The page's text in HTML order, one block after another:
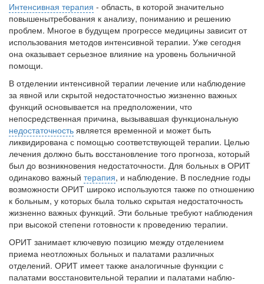
Интенсивная терапия - область, в которой значительно
повышенытребования к анализу, пониманию и решению
проблем. Многое в будущем прогрессе медицины зависит от
использования методов интенсивной терапии. Уже се­годня
она оказывает серьезное влияние на уровень больничной
помощи.
В отделении интенсивной терапии лечение или наблюдение
за явной или скрытой недостаточностью жизненно важных
функций основывается на предположении, что
непосредственная причина, вызывавшая функци­ональную
недостаточность является временной и может быть
ликвидиро­вана с помощью соответствующей терапии. Целью
лечения должно быть восстановление того прогноза, который
был до возникновения недоста­точности. Для больных в ОРИТ
одинаково важный терапия, и наблюде­ние. В последние годы
возможности ОРИТ широко используются также по отношению
к больным, у которых была только скрытая недостаточ­ность
жизненно важных функций. Эти больные требуют наблюдения
при высокой степени готовности к проведению терапии.
ОРИТ занимает ключевую позицию между отделением
приема неотлож­ных больных и палатами различных
отделений. ОРИТ имеет также анало­гичные функции с
палатами восстановительной терапии и палатами наблю­